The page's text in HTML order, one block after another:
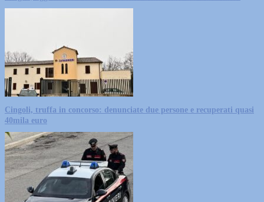
Cingoli, truffa in concorso: denunciate due persone e recuperati quasi
40mila euro